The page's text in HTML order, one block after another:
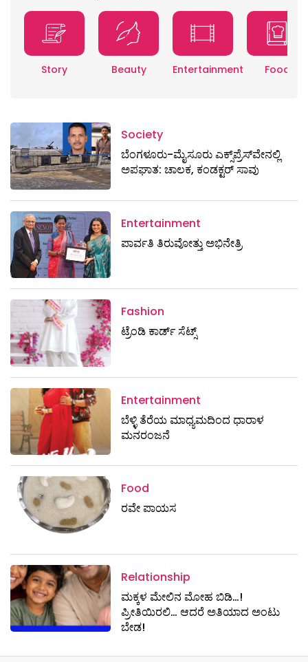
Story Beauty Entertainment Food
Society
ಬೆಂಗಳೂರು-ಮೈಸೂರು ಎಕ್ಸ್​ಪ್ರೆಸ್‌ವೇನಲ್ಲಿ
ಅಪಘಾತ: ಚಾಲಕ, ಕಂಡಕ್ಟರ್ ಸಾವು
Entertainment
ಪಾರ್ವತಿ ತಿರುವೋತ್ತು ಅಭಿನೇತ್ರಿ
Fashion
ಟ್ರೆಂಡಿ ಕಾರ್ಡ್‌ ಸೆಟ್ಸ್
Entertainment
ಬೆಳ್ಳಿ ತೆರೆಯ ಮಾಧ್ಯಮದಿಂದ ಧಾರಾಳ
ಮನರಂಜನೆ
Food
ರವೇ ಪಾಯಸ
Relationship
ಮಕ್ಕಳ ಮೇಲಿನ ಮೋಹ ಬಿಡಿ…!
ಪ್ರೀತಿಯಿರಲಿ… ಆದರೆ ಅತಿಯಾದ ಅಂಟು
ಬೇಡ!